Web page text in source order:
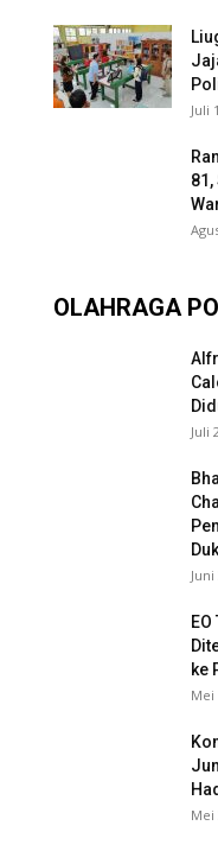
Juli
OLAHRAGA
Juli
ke
Mei
Mei